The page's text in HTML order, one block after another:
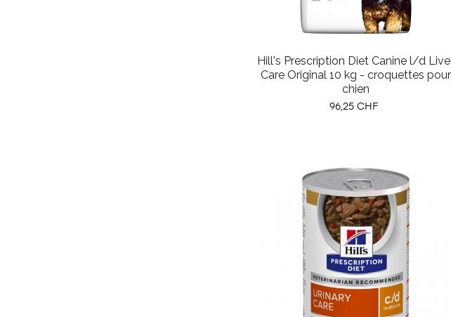
Hill's Prescription Diet Canine l/d
Care Original 10 kg - croquettes pour
chien
Prix
96,25 CHF